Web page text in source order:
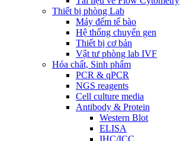
Thiết bị phòng Lab
Máy đếm tế bào
Hệ thống chuyển gen
Thiết bị cơ bản
Vật tư phòng lab IVF
Hóa chất, Sinh phẩm
PCR & qPCR
NGS reagents
Cell culture media
Antibody & Protein
Western Blot
ELISA
IHC/ICC